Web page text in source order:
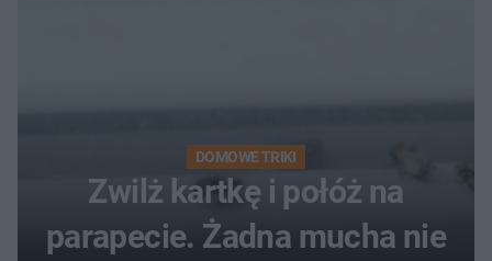
DOMOWE TRIKI
Zwilż kartkę i połóż na
parapecie. Żadna mucha nie